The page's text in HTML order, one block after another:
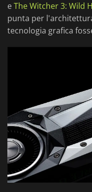
eThe Witcher 3: Wild
punta per
tecnologia grafica